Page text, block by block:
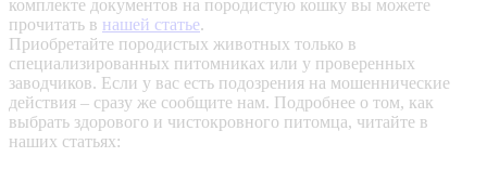
комплекте документов на породистую кошку вы можете
прочитать в нашей статье.
Приобретайте породистых животных только в
специализированных питомниках или у проверенных
заводчиков. Если у вас есть подозрения на мошеннические
действия – сразу же сообщите нам. Подробнее о том, как
выбрать здорового и чистокровного питомца, читайте в
наших статьях: